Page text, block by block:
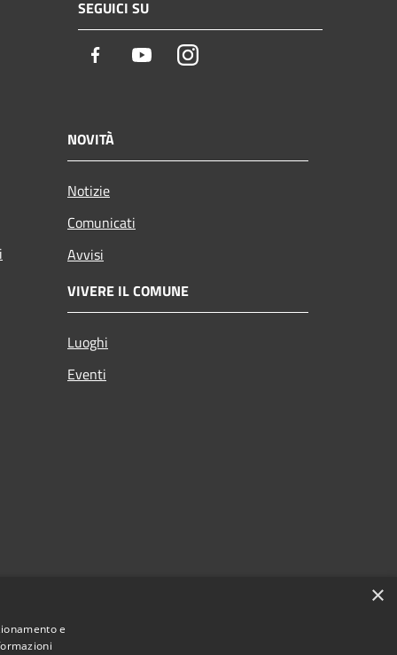
SEGUICI SU
Facebook YoutubeInstagram
NOVITÀ
Notizie
Comunicati
Avvisi
VIVERE IL COMUNE
Luoghi
Eventi
×
e